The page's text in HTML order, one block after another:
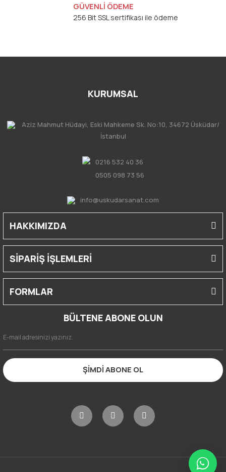
GÜVENLİ ÖDEME
256 Bit SSL sertifikası ile ödeme
KURUMSAL
Aziz Mahmut Hüdayi, Eski Mahkeme Sk. No:10, 34672 Üsküdar/
İstanbul
0216 532 40 36
0505 098 73 56
info@uskudarsanat.com
HAKKIMIZDA
SİPARİŞ İŞLEMLERİ
FORMLAR
BÜLTENE ABONE OLUN
ŞİMDİ ABONE OL